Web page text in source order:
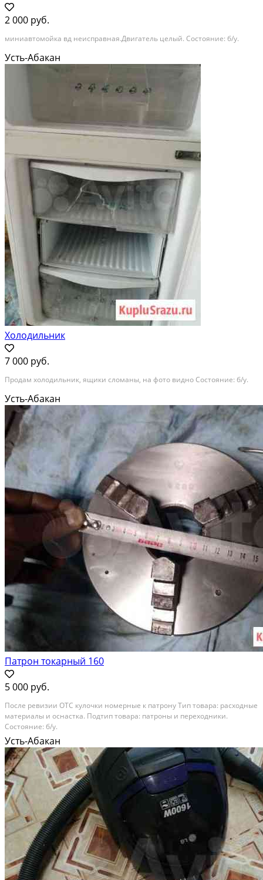
2 000 руб.
миниавтомойка вд неисправная.Двигатель целый. Состояние: б/у.
Усть-Абакан
Холодильник
7 000 руб.
Продам холодильник, ящики сломаны, на фото видно Состояние: б/у.
Усть-Абакан
Патрон токарный 160
5 000 руб.
После ревизии ОТС кулочки номерные к патрону Тип товара: расходные
материалы и оснастка. Подтип товара: патроны и переходники.
Состояние: б/у.
Усть-Абакан